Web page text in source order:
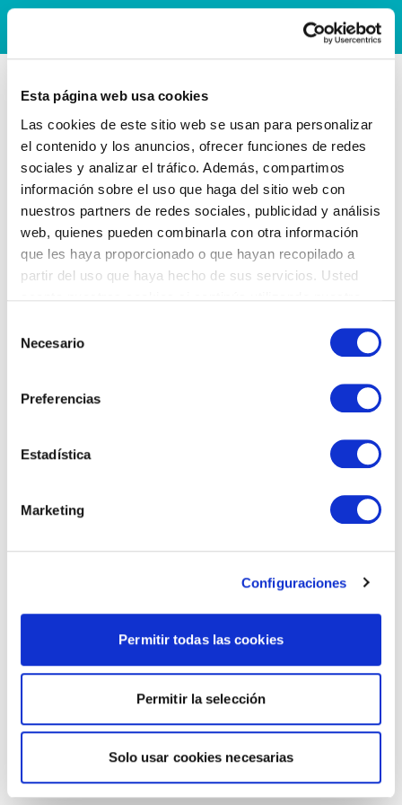
Esta página web usa cookies
Las cookies de este sitio web se usan para personalizar
el contenido y los anuncios, ofrecer funciones de redes
sociales y analizar el tráfico. Además, compartimos
información sobre el uso que haga del sitio web con
nuestros partners de redes sociales, publicidad y análisis
web, quienes pueden combinarla con otra información
que les haya proporcionado o que hayan recopilado a
partir del uso que haya hecho de sus servicios. Usted
Necesario
Preferencias
Estadística
Marketing
Configuraciones
Permitir todas las cookies
Permitir la selección
Solo usar cookies necesarias